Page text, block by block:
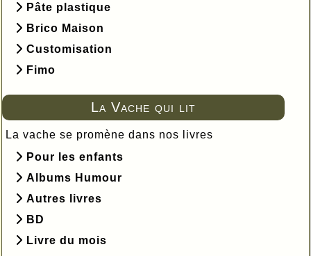
Pâte plastique
Brico Maison
Customisation
Fimo
La Vache qui lit
La vache se promène dans nos livres
Pour les enfants
Albums Humour
Autres livres
BD
Livre du mois